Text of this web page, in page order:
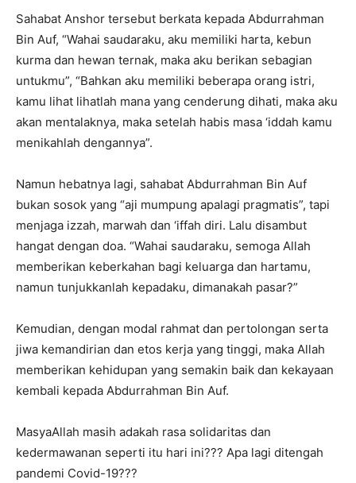
Sahabat Anshor tersebut berkata kepada Abdurrahman
Bin Auf, “Wahai saudaraku, aku memiliki harta, kebun
kurma dan hewan ternak, maka aku berikan sebagian
untukmu”, “Bahkan aku memiliki beberapa orang istri,
kamu lihat lihatlah mana yang cenderung dihati, maka aku
akan mentalaknya, maka setelah habis masa ‘iddah kamu
menikahlah dengannya”.
Namun hebatnya lagi, sahabat Abdurrahman Bin Auf
bukan sosok yang “aji mumpung apalagi pragmatis”, tapi
menjaga izzah, marwah dan ‘iffah diri. Lalu disambut
hangat dengan doa. “Wahai saudaraku, semoga Allah
memberikan keberkahan bagi keluarga dan hartamu,
namun tunjukkanlah kepadaku, dimanakah pasar?”
Kemudian, dengan modal rahmat dan pertolongan serta
jiwa kemandirian dan etos kerja yang tinggi, maka Allah
memberikan kehidupan yang semakin baik dan kekayaan
kembali kepada Abdurrahman Bin Auf.
MasyaAllah masih adakah rasa solidaritas dan
kedermawanan seperti itu hari ini??? Apa lagi ditengah
pandemi Covid-19???